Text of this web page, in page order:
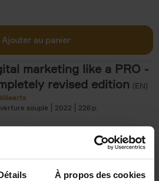
À propos des cookies
Ajouter au panier
marketing like a PRO -
revised edition (EN)
souple
2022 226
35,50